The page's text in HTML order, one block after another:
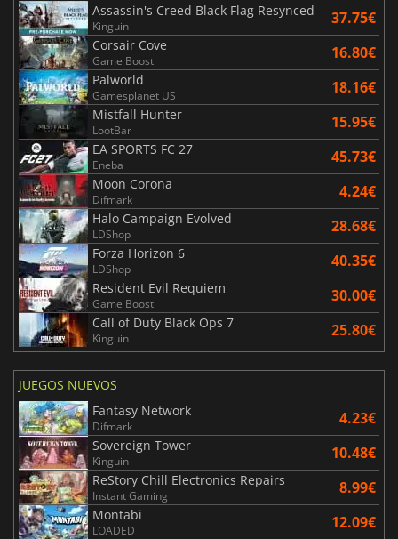
Assassin's Creed Black Flag Resynced
Kinguin 37.75€
Corsair Cove
Game Boost 16.80€
Palworld
Gamesplanet US 18.16€
Mistfall Hunter
LootBar 15.95€
EA SPORTS FC 27
Eneba 45.73€
Moon Corona
Difmark 4.24€
Halo Campaign Evolved
LDShop 28.68€
Forza Horizon 6
LDShop 40.35€
Resident Evil Requiem
Game Boost 30.00€
Call of Duty Black Ops 7
Kinguin 25.80€
JUEGOS NUEVOS
Fantasy Network
Difmark 4.23€
Sovereign Tower
Kinguin 10.48€
ReStory Chill Electronics Repairs
Instant Gaming 8.99€
Montabi
LOADED 12.09€